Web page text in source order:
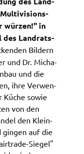
Multi­vi­si­ons­
würzen!" in
des Land­rats­
Bildern
und Dr. Micha­
und die
ihre Verwen­
Küche sowie
von den
den Klein­
auf die
Siegel"